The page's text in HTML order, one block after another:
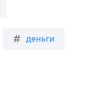
деньги